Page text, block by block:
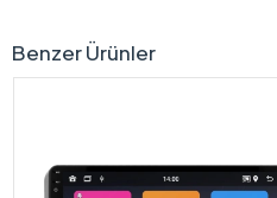
Benzer Ürünler